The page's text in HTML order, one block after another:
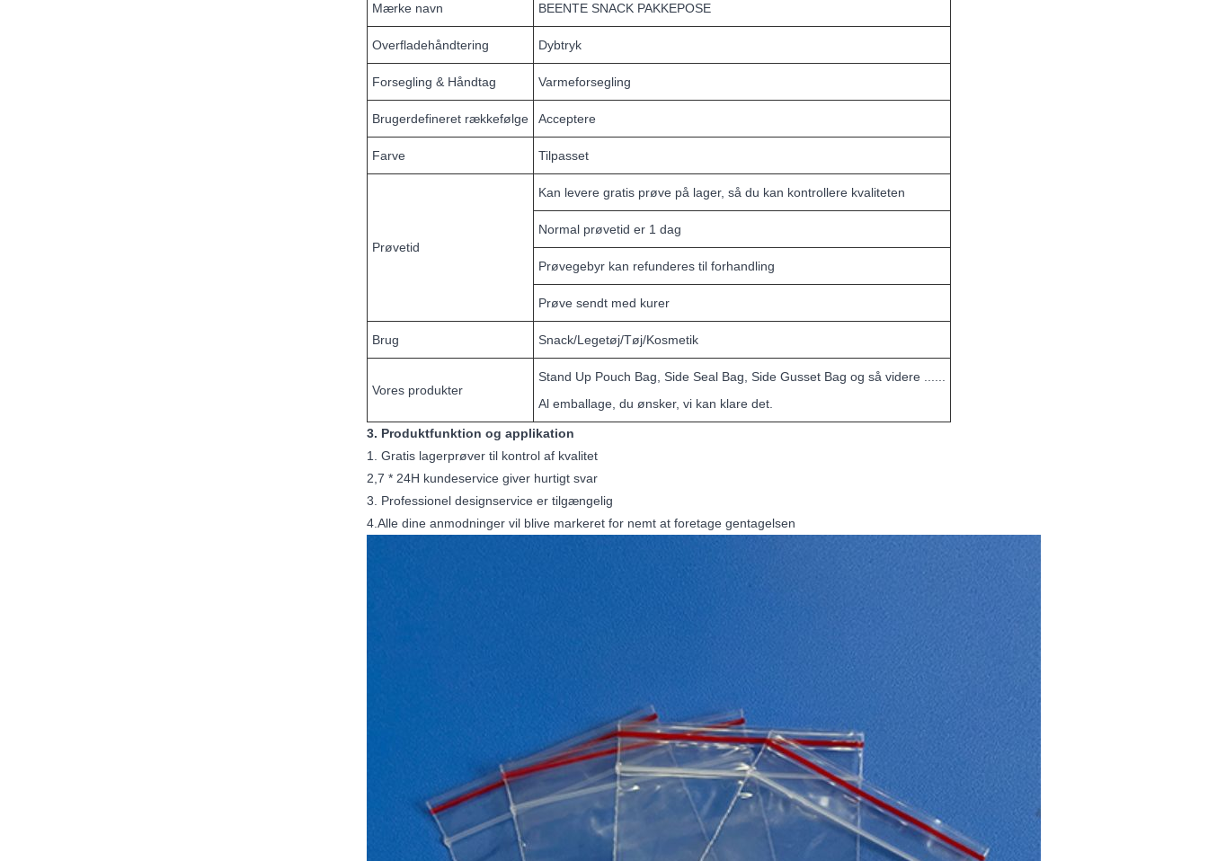
Mærke navn BEENTE SNACK PAKKEPOSE
Overfladehåndtering Dybtryk
Forsegling & Håndtag Varmeforsegling
Brugerdefineret rækkefølge Acceptere
Farve Tilpasset
Prøvetid
Kan levere gratis prøve på lager, så du kan kontrollere kvaliteten
Normal prøvetid er 1 dag
Prøvegebyr kan refunderes til forhandling
Prøve sendt med kurer
Brug Snack/Legetøj/Tøj/Kosmetik
Vores produkter
Stand Up Pouch Bag, Side Seal Bag, Side Gusset Bag og så videre ......
Al emballage, du ønsker, vi kan klare det.
3. Produktfunktion og applikation
1. Gratis lagerprøver til kontrol af kvalitet
2,7 * 24H kundeservice giver hurtigt svar
3. Professionel designservice er tilgængelig
4.Alle dine anmodninger vil blive markeret for nemt at foretage gentagelsen